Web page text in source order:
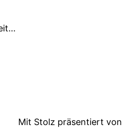
Mit Stolz präsentiert von